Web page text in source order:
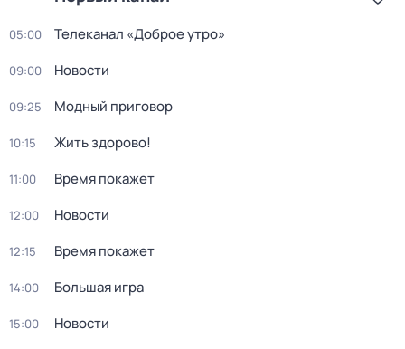
05:00 Телеканал «Доброе утро»
09:00 Новости
09:25 Модный приговор
10:15 Жить здорово!
11:00 Время покажет
12:00 Новости
12:15 Время покажет
14:00 Большая игра
15:00 Новости